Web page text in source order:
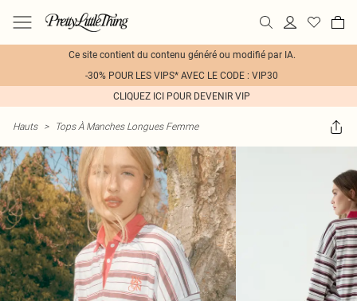
Ce site contient du contenu généré ou modifié par IA.
-30% POUR LES VIPS* AVEC LE CODE : VIP30
CLIQUEZ ICI POUR DEVENIR VIP
Hauts > Tops À Manches Longues Femme